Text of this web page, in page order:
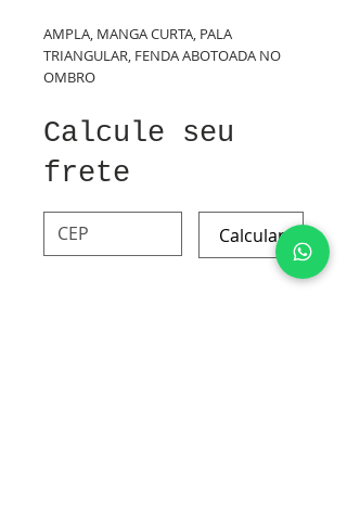
AMPLA, MANGA CURTA, PALA
TRIANGULAR, FENDA ABOTOADA NO
OMBRO
Calcule seu
frete
Calcular